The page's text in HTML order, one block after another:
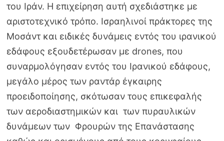
του Ιράν. Η επιχείρηση αυτή σχεδιάστηκε με
αριστοτεχνικό τρόπο. Ισραηλινοί πράκτορες της
Μοσάντ και ειδικές δυνάμεις εντός του ιρανικού
εδάφους εξουδετέρωσαν με drones, που
συναρμολόγησαν εντός του Ιρανικού εδάφους,
μεγάλο μέρος των ραντάρ έγκαιρης
προειδοποίησης, σκότωσαν τους επικεφαλής
των αεροδιαστημικών και των πυραυλικών
δυνάμεων των Φρουρών της Επανάστασης